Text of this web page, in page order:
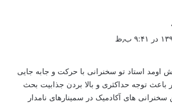
اومد استاد تو سخنرانی با حرکت و جابه جایی
باعث توجه حداکثری و بالا بردن جذابیت بحث
های آکادمیک در سمینارهای نامدار